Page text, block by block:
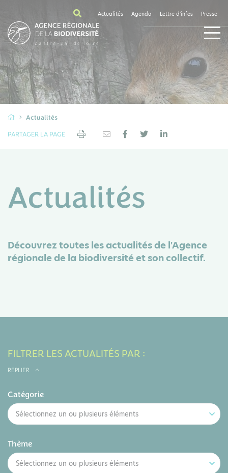
Actualités Agenda Lettre d'infos Presse
Actualités
PARTAGER LA PAGE
Actualités
Découvrez toutes les actualités de l'Agence
régionale de la biodiversité et son collectif.
FILTRER LES ACTUALITÉS PAR :
REPLIER
Catégorie
Sélectionnez un ou plusieurs éléments
Thème
Sélectionnez un ou plusieurs éléments